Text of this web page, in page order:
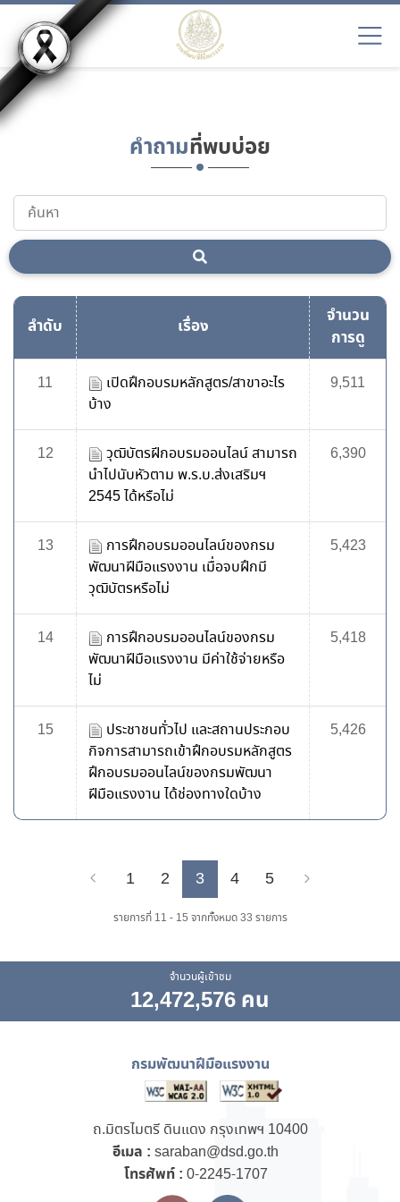
EN9
คำถามที่พบบ่อย
ลำดับ เรื่อง
จำนวน
การดู
11
เปิดฝึกอบรมหลักสูตร/สาขาอะไร
บ้าง
9,511
12
วุฒิบัตรฝีกอบรมออนไลน์ สามารถ
นำไปนับหัวตาม พ.ร.บ.ส่งเสริมฯ
2545 ได้หรือไม่
6,390
13
การฝึกอบรมออนไลน์ของกรม
พัฒนาฝีมือแรงงาน เมื่อจบฝึกมี
วุฒิบัตรหรือไม่
5,423
14
การฝึกอบรมออนไลน์ของกรม
พัฒนาฝีมือแรงงาน มีค่าใช้จ่ายหรือ
ไม่
5,418
15
ประชาชนทั่วไป และสถานประกอบ
กิจการสามารถเข้าฝึกอบรมหลักสูตร
ฝึกอบรมออนไลน์ของกรมพัฒนา
ฝีมือแรงงาน ได้ช่องทางใดบ้าง
5,426
1 2 3 4 5
รายการที่ 11 - 15 จากทั้งหมด 33 รายการ
จำนวนผู้เข้าชม
12,472,576 คน
กรมพัฒนาฝีมือแรงงาน
ถ.มิตรไมตรี ดินแดง กรุงเทพฯ 10400
อีเมล : saraban@dsd.go.th
โทรศัพท์ : 0-2245-1707